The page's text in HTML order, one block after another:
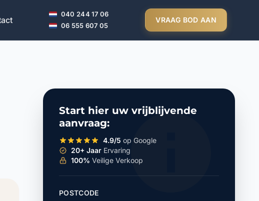
040 244 17 06
06 555 607 05
VRAAG BOD AAN
Start hier uw vrijblijvende
aanvraag:
4.9/5 op Google
20+ Jaar Ervaring
100% Veilige Verkoop
POSTCODE